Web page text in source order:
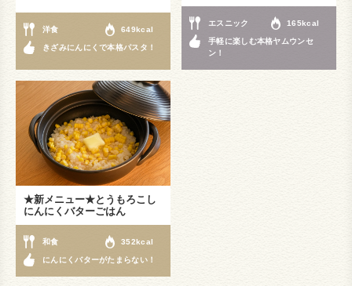
洋食 649kcal
きざみにんにくで本格パスタ！
エスニック 165kcal
手軽に楽しむ本格ヤムウンセ
ン！
★新メニュー★とうもろこし
にんにくバターごはん
和食 352kcal
にんにくバターがたまらない！